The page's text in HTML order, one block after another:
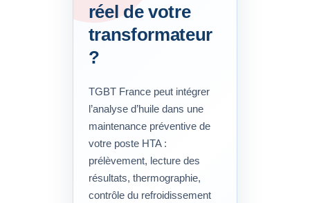
réel de votre
transformateur
?
TGBT France peut intégrer
l’analyse d’huile dans une
maintenance préventive de
votre poste HTA :
prélèvement, lecture des
résultats, thermographie,
contrôle du refroidissement